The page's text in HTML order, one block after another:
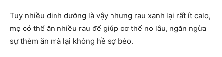
Tuy nhiều dinh dưỡng là vậy nhưng rau xanh lại rất ít calo,
mẹ có thể ăn nhiều rau để giúp cơ thể no lâu, ngăn ngừa
sự thèm ăn mà lại không hề sợ béo.